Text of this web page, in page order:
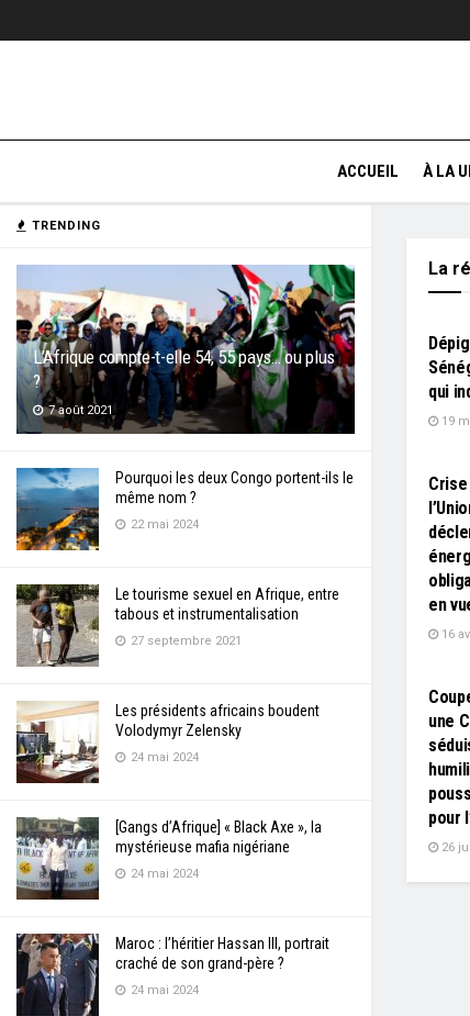
TRENDING
L’Afrique compte-t-elle 54, 55 pays… ou plus
?
7 août 2021
Pourquoi les deux Congo portent-ils le
même nom ?
22 mai 2024
Le tourisme sexuel en Afrique, entre
tabous et instrumentalisation
27 septembre 2021
Les présidents africains boudent
Volodymyr Zelensky
24 mai 2024
[Gangs d’Afrique] « Black Axe », la
mystérieuse mafia nigériane
24 mai 2024
Maroc : l’héritier Hassan III, portrait
craché de son grand-père ?
24 mai 2024
ACCUEIL À LA
La
qui
19
en
16
une
pour
26